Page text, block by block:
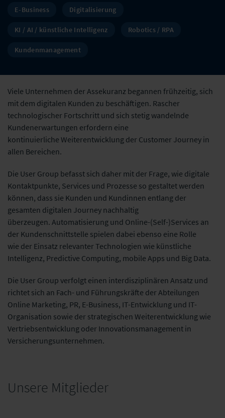
E-Business Digitalisierung
KI / AI / künstliche Intelligenz Robotics / RPA
Kundenmanagement
Viele Unternehmen der Assekuranz begannen frühzeitig, sich
mit dem digitalen Kunden zu beschäftigen. Rascher
technologischer Fortschritt und sich stetig wandelnde
Kundenerwartungen erfordern eine
kontinuierliche Weiterentwicklung der Customer Journey in
allen Bereichen.
Die User Group befasst sich daher mit der Frage, wie digitale
Kontaktpunkte, Services und Prozesse so gestaltet werden
können, dass sie Kunden und Kundinnen entlang der
gesamten digitalen Journey nachhaltig
überzeugen. Automatisierung und Online-(Self-)Services an
der Kundenschnittstelle spielen dabei ebenso eine Rolle
wie der Einsatz relevanter Technologien wie künstliche
Intelligenz, Predictive Computing, mobile Apps und Big Data.
Die User Group verfolgt einen interdisziplinären Ansatz und
richtet sich an Fach- und Führungskräfte der Abteilungen
Online Marketing, PR, E-Business, IT-Entwicklung und IT-
Organisation sowie der strategischen Weiterentwicklung wie
Vertriebsentwicklung oder Innovationsmanagement in
Versicherungsunternehmen.
Unsere Mitglieder